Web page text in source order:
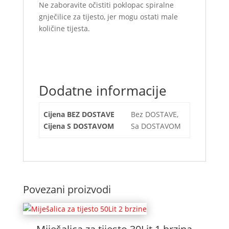
Ne zaboravite očistiti poklopac spiralne
gnječilice za tijesto, jer mogu ostati male
količine tijesta.
Dodatne informacije
Cijena BEZ DOSTAVE
Cijena S DOSTAVOM
Bez DOSTAVE,
Sa DOSTAVOM
Povezani proizvodi